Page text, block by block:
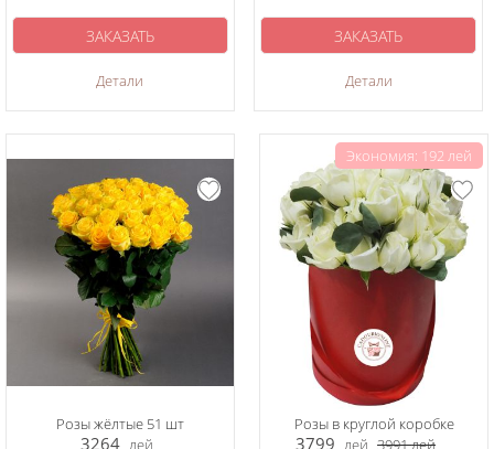
Детали
ЗАКАЗАТЬ
Детали
ЗАКАЗАТЬ
Розы жёлтые 51 шт
3264 лей
Экономия: 192 лей
Розы в круглой коробке
3799 лей 3991лей